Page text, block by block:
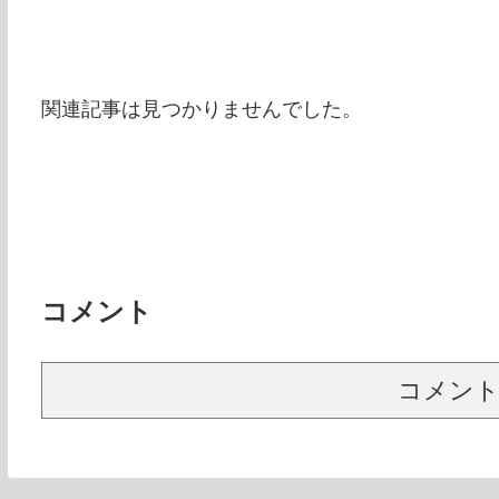
関連記事は見つかりませんでした。
コメント
コメン